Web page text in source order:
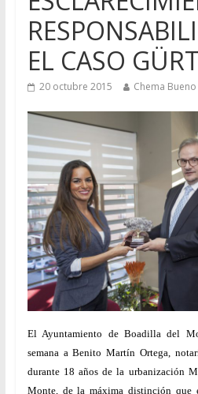
EL CASO
20 octubre 2015 Chema Bueno
El Ayuntamiento de Boadilla del
semana a Benito Martín Ortega,
durante 18 años de la urbanización
Monte, de la máxima distinción que